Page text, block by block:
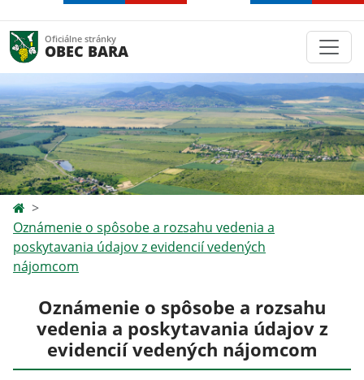
Oficiálne stránky
OBEC BARA
Oznámenie o spôsobe a rozsahu vedenia a
poskytavania údajov z evidencií vedených
nájomcom
Oznámenie o spôsobe a rozsahu
vedenia a poskytavania údajov z
evidencií vedených nájomcom